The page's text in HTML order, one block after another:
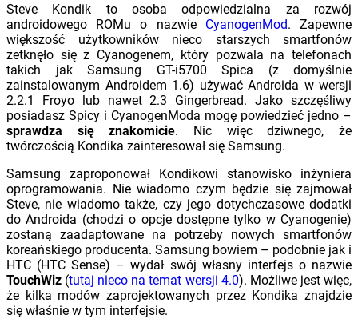
Steve Kondik to osoba odpowiedzialna za rozwój
androidowego ROMu o nazwie CyanogenMod. Zapewne
większość użytkowników nieco starszych smartfonów
zetknęło się z Cyanogenem, który pozwala na telefonach
takich jak Samsung GT-i5700 Spica (z domyślnie
zainstalowanym Androidem 1.6) używać Androida w wersji
2.2.1 Froyo lub nawet 2.3 Gingerbread. Jako szczęśliwy
posiadasz Spicy i CyanogenModa mogę powiedzieć jedno –
sprawdza się znakomicie. Nic więc dziwnego, że
twórczością Kondika zainteresował się Samsung.
Samsung zaproponował Kondikowi stanowisko inżyniera
oprogramowania. Nie wiadomo czym będzie się zajmował
Steve, nie wiadomo także, czy jego dotychczasowe dodatki
do Androida (chodzi o opcje dostępne tylko w Cyanogenie)
zostaną zaadaptowane na potrzeby nowych smartfonów
koreańskiego producenta. Samsung bowiem – podobnie jak i
HTC (HTC Sense) – wydał swój własny interfejs o nazwie
TouchWiz (tutaj nieco na temat wersji 4.0). Możliwe jest więc,
że kilka modów zaprojektowanych przez Kondika znajdzie
się właśnie w tym interfejsie.